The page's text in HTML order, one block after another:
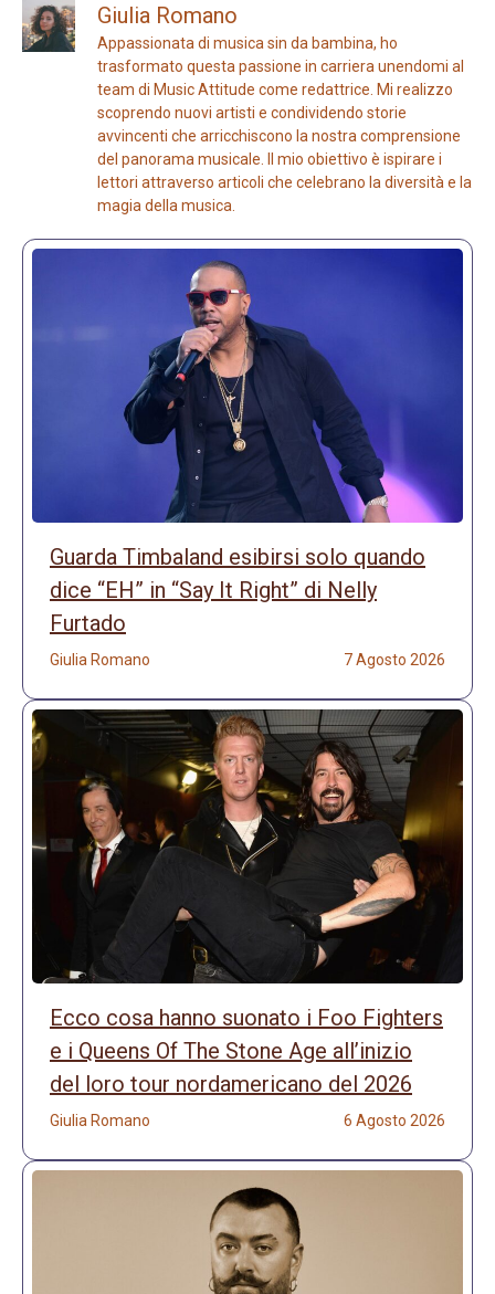
Giulia Romano
Appassionata di musica sin da bambina, ho
trasformato questa passione in carriera unendomi al
team di Music Attitude come redattrice. Mi realizzo
scoprendo nuovi artisti e condividendo storie
avvincenti che arricchiscono la nostra comprensione
del panorama musicale. Il mio obiettivo è ispirare i
lettori attraverso articoli che celebrano la diversità e la
magia della musica.
Guarda Timbaland esibirsi solo quando
dice “EH” in “Say It Right” di Nelly
Furtado
Giulia Romano 7 Agosto 2026
Ecco cosa hanno suonato i Foo Fighters
e i Queens Of The Stone Age all’inizio
del loro tour nordamericano del 2026
Giulia Romano 6 Agosto 2026